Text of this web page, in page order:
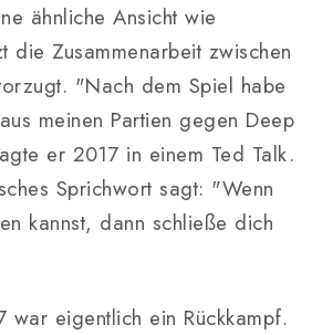
ähnliche Ansicht wie
die Zusammenarbeit zwischen
"Nach dem Spiel habe
meinen Partien gegen Deep
er 2017 in einem Ted Talk.
Sprichwort sagt: "Wenn
kannst, dann schließe dich
war eigentlich ein Rückkampf.